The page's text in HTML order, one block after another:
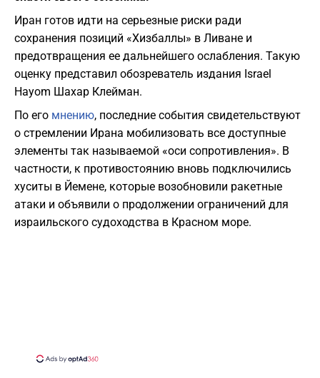
Иран готов идти на серьезные риски ради
сохранения позиций «Хизбаллы» в Ливане и
предотвращения ее дальнейшего ослабления. Такую
оценку представил обозреватель издания Israel
Hayom Шахар Клейман.
По его мнению, последние события свидетельствуют
о стремлении Ирана мобилизовать все доступные
элементы так называемой «оси сопротивления». В
частности, к противостоянию вновь подключились
хуситы в Йемене, которые возобновили ракетные
атаки и объявили о продолжении ограничений для
израильского судоходства в Красном море.